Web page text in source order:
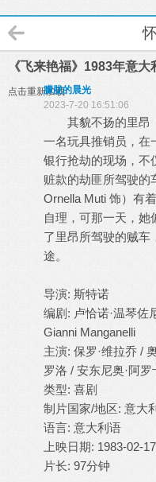
《飞来艳福》1983年意
点击重新加载朦胧的晨光
2023-7-20 16:51:06
其貌不扬的里昂（
一名玩具推销员，在
银行抢劫的现场，不
赃款的劫匪所驾驶的
Ornella Muti 饰）有
自理，可那一天，她
了里昂所驾驶的贼车
途。
导演: 斯特诺
编剧: 卢恰诺·温琴佐
Gianni Manganelli
主演: 保罗·维拉乔 /
罗洛 / 安东尼奥·阿罗
类型: 喜剧
制片国家/地区: 意大利
语言: 意大利语
上映日期: 1983-02-
片长: 97分钟